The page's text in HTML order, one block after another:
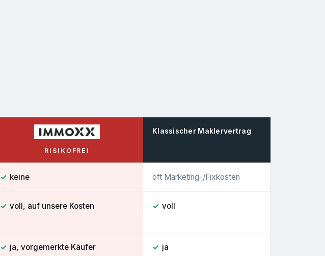
RISIKOFREI
Klassischer Maklervertrag
✓ keine oft Marketing-/Fixkosten
✓ voll, auf unsere Kosten ✓ voll
✓ ja, vorgemerkte Käufer ✓ ja